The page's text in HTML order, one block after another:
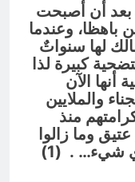
بعد أن أصبحت
باهظا، وعندما
لها سنواتٌ
كبيرة لذا
أنها الآن
والملايين
منذ
وما زالوا
شيء… . (1)